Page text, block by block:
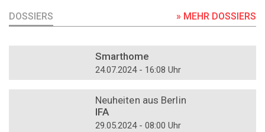
DOSSIERS » MEHR DOSSIERS
Smarthome
24.07.2024 - 16:08 Uhr
Neuheiten aus Berlin
IFA
29.05.2024 - 08:00 Uhr